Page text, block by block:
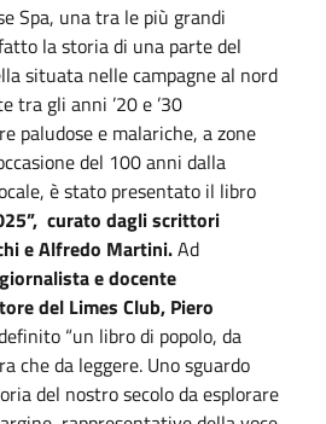
Spa, una tra le più grandi
la storia di una parte del
situata nelle campagne al nord
tra gli anni ’20 e ’30
paludose e malariche, a zone
del 100 anni dalla
è stato presentato il libro
curato dagli scrittori
e Alfredo Martini.Ad
e docente
del Limes Club, Piero
“un libro di popolo, da
che da leggere. Uno sguardo
del nostro secolo da esplorare